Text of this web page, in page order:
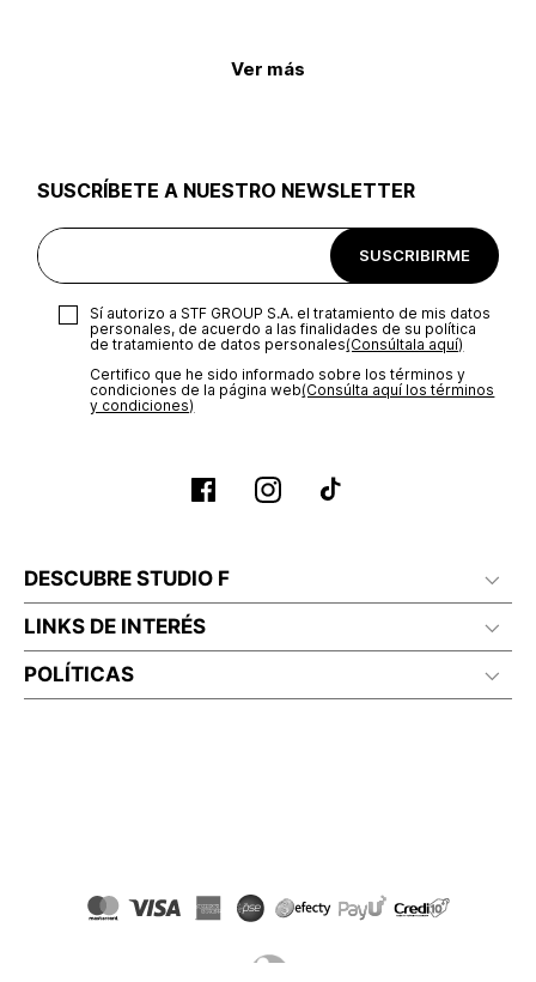
Ver más
SUSCRÍBETE A NUESTRO NEWSLETTER
SUSCRIBIRME
Sí autorizo a STF GROUP S.A. el tratamiento de mis datos
personales, de acuerdo a las finalidades de su política
de tratamiento de datos personales‎(Consúltala aquí)
Certifico que he sido informado sobre los términos y
condiciones de la página web‎(Consúlta aquí los términos
y condiciones)
DESCUBRE STUDIO F
LINKS DE INTERÉS
POLÍTICAS